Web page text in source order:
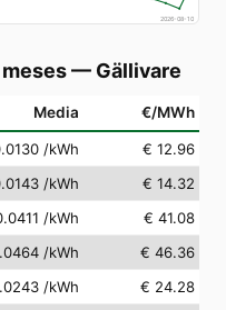
2026-08-10
— Gällivare
Media €/MWh
/kWh
€ 12.96
/kWh
€ 14.32
/kWh
€ 41.08
/kWh
€ 46.36
/kWh
€ 24.28